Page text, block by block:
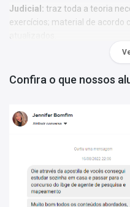
Judicial: traz toda a teoria
exercícios; material de acordo
atualizados.
Caderno TRF-4 - Analista e
focadas no edital mais recente
Porque escolher o Combo
- 2 produtos atualizados;
- Materiais organizados por
concursos públicos;
- Apostila elaborada com foco
Confira o que nossos